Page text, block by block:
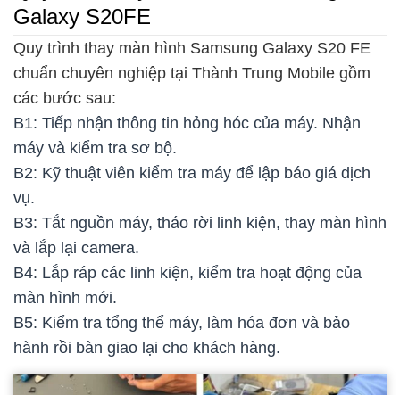
Galaxy S20FE
Quy trình thay màn hình Samsung Galaxy S20 FE
chuẩn chuyên nghiệp tại Thành Trung Mobile gồm
các bước sau:
B1: Tiếp nhận thông tin hỏng hóc của máy. Nhận
máy và kiểm tra sơ bộ.
B2: Kỹ thuật viên kiểm tra máy để lập báo giá dịch
vụ.
B3: Tắt nguồn máy, tháo rời linh kiện, thay màn hình
và lắp lại camera.
B4: Lắp ráp các linh kiện, kiểm tra hoạt động của
màn hình mới.
B5: Kiểm tra tổng thể máy, làm hóa đơn và bảo
hành rồi bàn giao lại cho khách hàng.